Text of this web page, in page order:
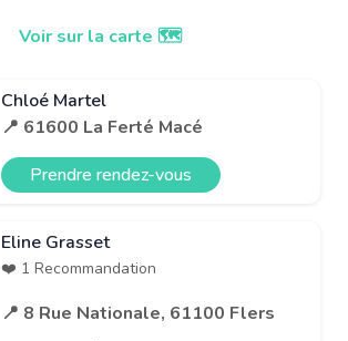
Voir sur la carte 🗺️
Chloé Martel
📍 61600 La Ferté Macé
Prendre rendez-vous
Eline Grasset
❤️ 1 Recommandation
📍 8 Rue Nationale, 61100 Flers